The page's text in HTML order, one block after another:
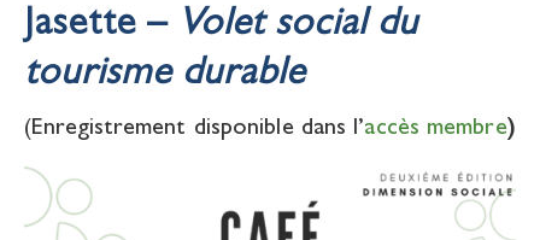
Jasette – Volet social du
tourisme durable
(Enregistrement disponible dans l’accès membre)